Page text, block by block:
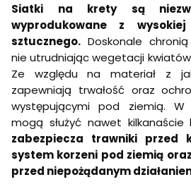
Siatki na krety są
wyprodukowane z
sztucznego. Doskonale
nie utrudniając wegetacji
Ze względu na materiał z
zapewniają trwałość oraz
występującymi pod ziemią. W
mogą służyć nawet kilkanaście
zabezpiecza trawniki przed
system korzeni pod ziemią
przed niepożądanym